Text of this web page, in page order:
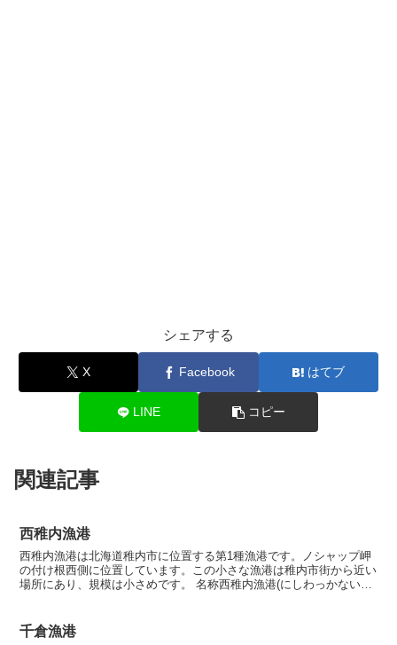
シェアする
X Facebook はてブ
LINE コピー
関連記事
西稚内漁港
西稚内漁港は北海道稚内市に位置する第1種漁港です。ノシャップ岬
の付け根西側に位置しています。この小さな漁港は稚内市街から近い
場所にあり、規模は小さめです。 名称西稚内漁港(にしわっかないぎ
千倉漁港